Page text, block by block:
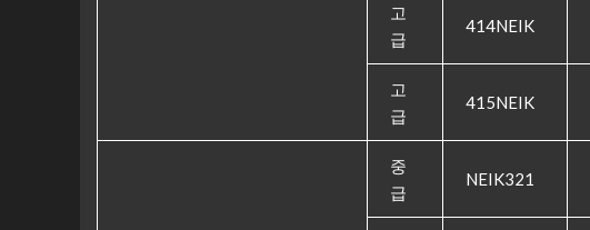
고
급
414NEIK
고
급
415NEIK
중
급
NEIK321